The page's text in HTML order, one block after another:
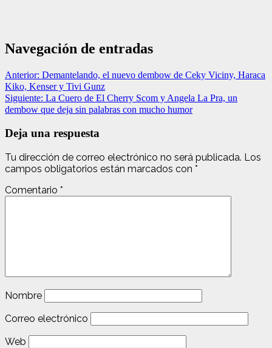
Navegación de entradas
Anterior: Demantelando, el nuevo dembow de Ceky Viciny, Haraca
Kiko, Kenser y Tivi Gunz
Siguiente: La Cuero de El Cherry Scom y Angela La Pra, un
dembow que deja sin palabras con mucho humor
Deja una respuesta
Tu dirección de correo electrónico no será publicada. Los
campos obligatorios están marcados con *
Comentario *
Nombre
Correo electrónico
Web